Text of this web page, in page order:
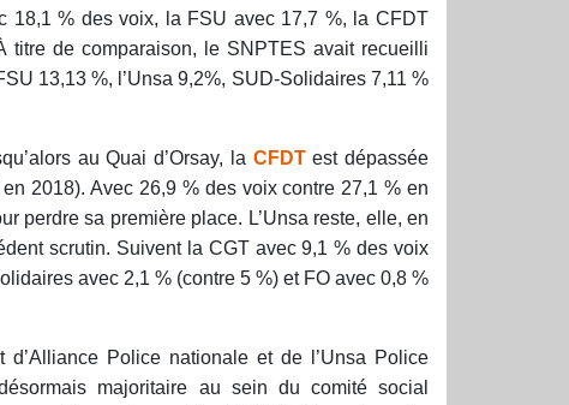
18,1 % des voix, la FSU avec 17,7 %, la CFDT
de comparaison, le SNPTES avait recueilli
13,13 %, l’Unsa 9,2%, SUD-Solidaires 7,11 %
au Quai d’Orsay, la CFDT est dépassée
2018). Avec 26,9 % des voix contre 27,1 % en
perdre sa première place. L’Unsa reste, elle, en
scrutin. Suivent la CGT avec 9,1 % des voix
avec 2,1 % (contre 5 %) et FO avec 0,8 %
d’Alliance Police nationale et de l’Unsa Police
majoritaire au sein du comité social